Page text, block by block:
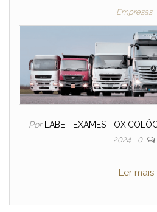
Empresas
Por LABET EXAMES
2024
0
Ler mais